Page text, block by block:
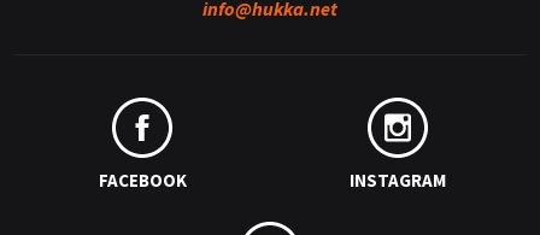
info@hukka.net
FACEBOOK INSTAGRAM